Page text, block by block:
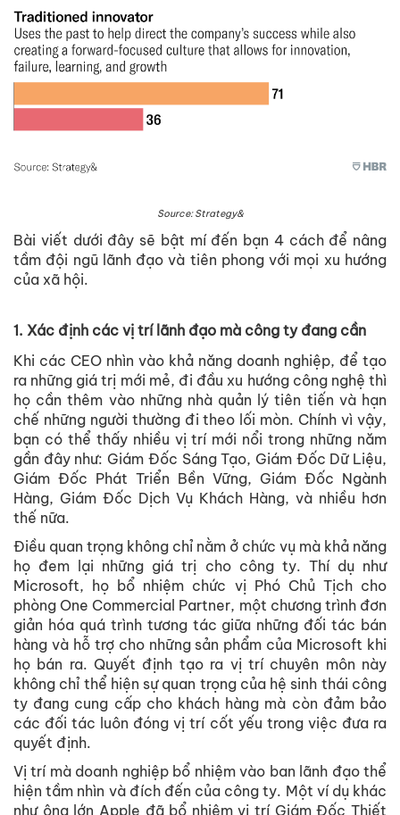
Source: Strategy&
Bài viết dưới đây sẽ bật mí đến bạn 4 cách để nâng
tầm đội ngũ lãnh đạo và tiên phong với mọi xu hướng
của xã hội.
1. Xác định các vị trí lãnh đạo mà công ty đang cần
Khi các CEO nhìn vào khả năng doanh nghiệp, để tạo
ra những giá trị mới mẻ, đi đầu xu hướng công nghệ thì
họ cần thêm vào những nhà quản lý tiên tiến và hạn
chế những người thường đi theo lối mòn. Chính vì vậy,
bạn có thể thấy nhiều vị trí mới nổi trong những năm
gần đây như: Giám Đốc Sáng Tạo, Giám Đốc Dữ Liệu,
Giám Đốc Phát Triển Bền Vững, Giám Đốc Ngành
Hàng, Giám Đốc Dịch Vụ Khách Hàng, và nhiều hơn
thế nữa.
Điều quan trọng không chỉ nằm ở chức vụ mà khả năng
họ đem lại những giá trị cho công ty. Thí dụ như
Microsoft, họ bổ nhiệm chức vị Phó Chủ Tịch cho
phòng One Commercial Partner, một chương trình đơn
giản hóa quá trình tương tác giữa những đối tác bán
hàng và hỗ trợ cho những sản phẩm của Microsoft khi
họ bán ra. Quyết định tạo ra vị trí chuyên môn này
không chỉ thể hiện sự quan trọng của hệ sinh thái công
ty đang cung cấp cho khách hàng mà còn đảm bảo
các đối tác luôn đóng vị trí cốt yếu trong việc đưa ra
quyết định.
Vị trí mà doanh nghiệp bổ nhiệm vào ban lãnh đạo thể
hiện tầm nhìn và đích đến của công ty. Một ví dụ khác
như ông lớn Apple đã bổ nhiệm vị trí Giám Đốc Thiết